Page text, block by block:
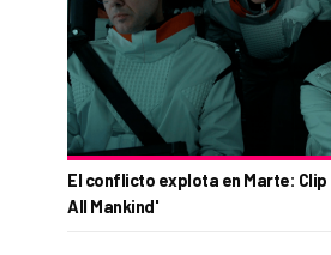
El conflicto explota en Marte: Clip
All Mankind'